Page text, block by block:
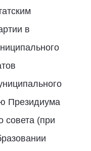
в
Президиума
совета (при